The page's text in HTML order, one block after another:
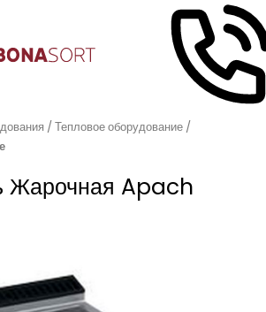
Тепловое оборудование
Жарочная Apach